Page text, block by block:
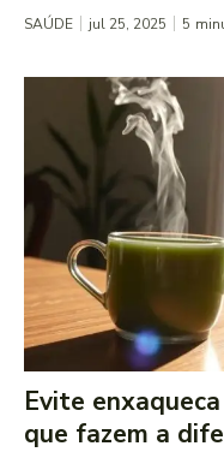
SAÚDE jul 25, 2025 5
Evite
que fazem a